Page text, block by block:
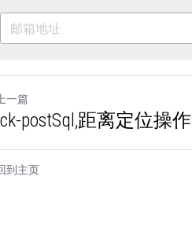
上一篇
postSql,距离定位操作
到主页